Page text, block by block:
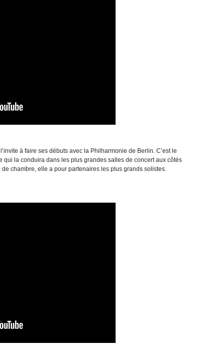
à faire ses débuts avec la Philharmonie de Berlin. C’est le
qui la conduira dans les plus grandes salles de concert aux côtés
chambre, elle a pour partenaires les plus grands solistes.